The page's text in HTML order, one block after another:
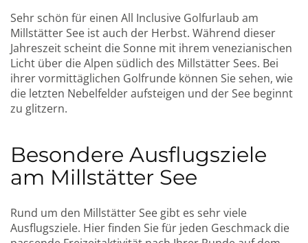
Sehr schön für einen All Inclusive Golfurlaub am
Millstätter See ist auch der Herbst. Während dieser
Jahreszeit scheint die Sonne mit ihrem venezianischen
Licht über die Alpen südlich des Millstätter Sees. Bei
ihrer vormittäglichen Golfrunde können Sie sehen, wie
die letzten Nebelfelder aufsteigen und der See beginnt
zu glitzern.
Besondere Ausflugsziele
am Millstätter See
Rund um den Millstätter See gibt es sehr viele
Ausflugsziele. Hier finden Sie für jeden Geschmack die